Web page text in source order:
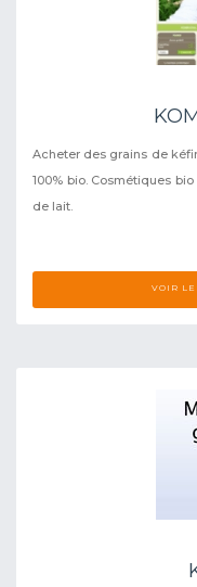
Acheter des grains de
100% bio. Cosmétiques
de lait.
VOIR